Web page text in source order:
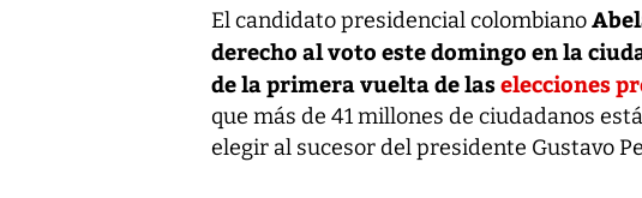
El candidato presidencial colombiano
derecho al voto este domingo en la
de la primera vuelta de laselecciones
que más de 41 millones de ciudadanos
elegir al sucesor del presidente Gustavo